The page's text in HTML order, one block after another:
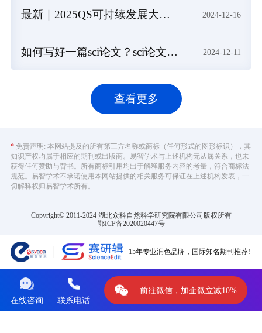
最新｜2025QS可持续发展大学排名发布！同济位列第3，1所双非入围前10 2024-12-16
如何写好一篇sci论文？sci论文的写作技巧 2024-12-11
查看更多
* 免责声明: 本网站提及的所有第三方名称或商标（任何形式的图形标识），其
知识产权均属于相应的期刊或出版商。易智学术与上述机构无从属关系，也未
获得任何赞助与背书。所有商标引用均出于解释服务内容的考量，符合商标法
规范。易智学术不承诺使用本网站提供的相关服务可保证在上述机构发表，一
切解释权归易智学术所有。
Copyright© 2011-2024 湖北众科自然科学研究院有限公司版权所有
鄂ICP备2020020447号
15年专业润色品牌，国际知名期刊推荐!
在线咨询 联系电话
前往微信，加企微立减10%